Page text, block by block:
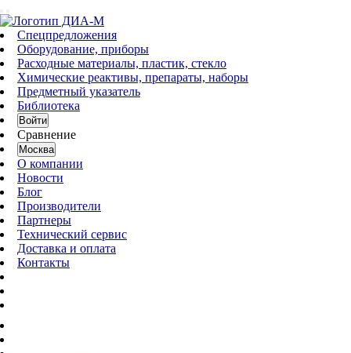
Спецпредложения
Оборудование, приборы
Расходные материалы, пластик, стекло
Химические реактивы, препараты, наборы
Предметный указатель
Библиотека
Войти
Сравнение
Москва
О компании
Новости
Блог
Производители
Партнеры
Технический сервис
Доставка и оплата
Контакты